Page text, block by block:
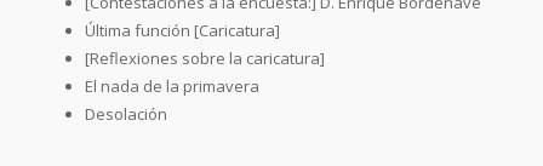
Última función [Caricatura]
[Reflexiones sobre la caricatura]
El nada de la primavera
Desolación